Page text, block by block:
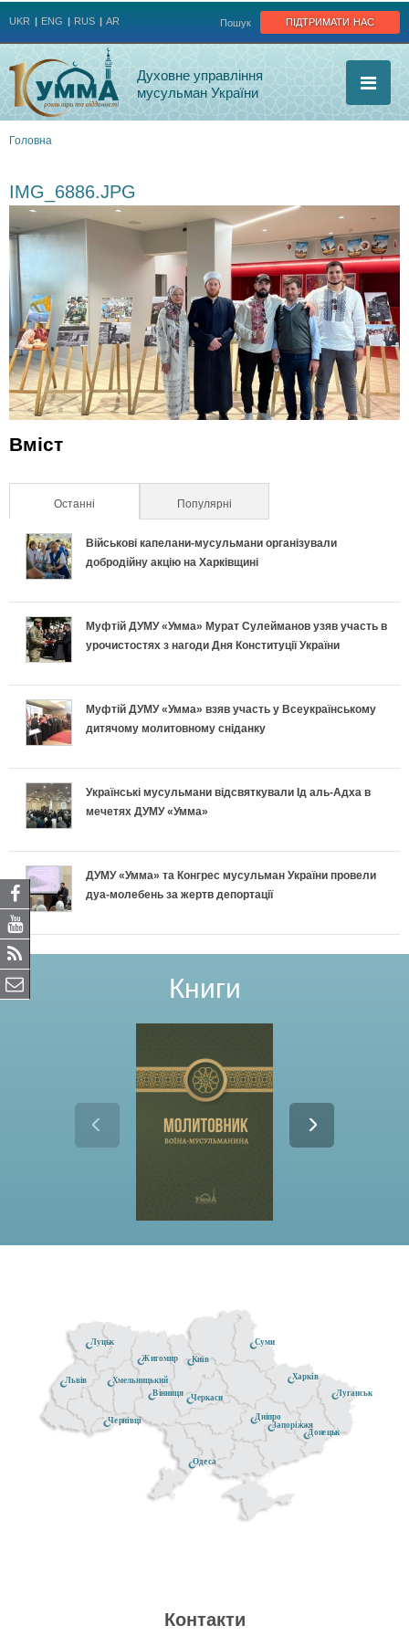
підтримати нас
Пошук
UKR ENG RUS AR
Духовне управління
мусульман України
є
тут
Головна
IMG_6886.JPG
Вміст
Останні (активна вкладка)Популярні
Військові капелани-мусульмани організували
добродійну акцію на Харківщині
Муфтій ДУМУ «Умма» Мурат Сулейманов узяв участь в
урочистостях з нагоди Дня Конституції України
Муфтій ДУМУ «Умма» взяв участь у Всеукраїнському
дитячому молитовному сніданку
Українські мусульмани відсвяткували Ід аль-Адха в
мечетях ДУМУ «Умма»
ДУМУ «Умма» та Конгрес мусульман України провели
дуа-молебень за жертв депортації
Книги
Донецьк
Житомир
Черкаси
Чернівці
Київ
Луганськ
Хмельницький
Луцьк
Дніпро
Одеса
Суми
Вінниця
Запоріжжя
Львів Харків
Контакти